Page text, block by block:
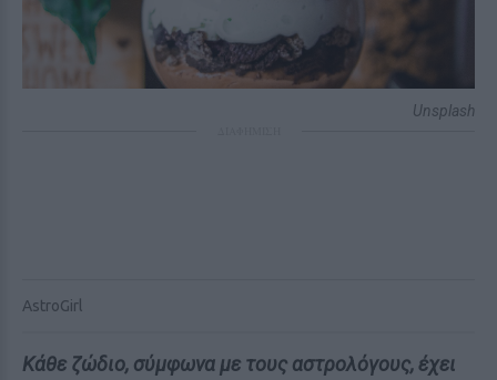
Unsplash
AstroGirl
Κάθε ζώδιο, σύμφωνα με τους αστρολόγους, έχει